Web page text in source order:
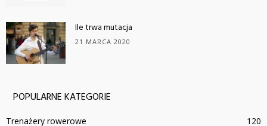
Ile trwa mutacja
21 MARCA 2020
POPULARNE KATEGORIE
Trenażery rowerowe 120